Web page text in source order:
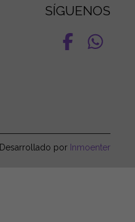
SÍGUENOS
Desarrollado por Inmoenter